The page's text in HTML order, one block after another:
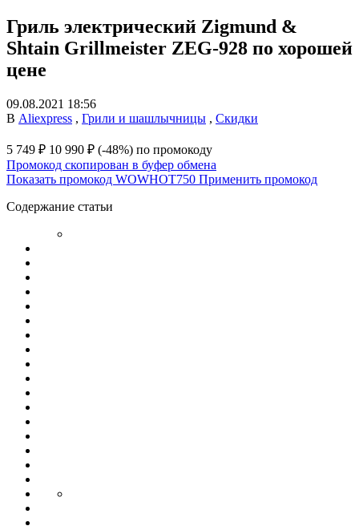
Гриль электрический Zigmund &
Shtain Grillmeister ZEG-928 по хорошей
цене
09.08.2021 18:56
В Aliexpress , Грили и шашлычницы , Скидки
5 749 ₽ 10 990 ₽ (-48%) по промокоду
Промокод скопирован в буфер обмена
Показать промокод WOWHOT750 Применить промокод
Содержание статьи